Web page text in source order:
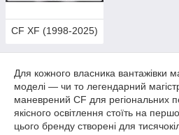
CF XF (1998-2025)
Для кожного власника вантажівки
моделі — чи то легендарний
маневрений CF для регіональних
якісного освітлення стоїть на
цього бренду створені для